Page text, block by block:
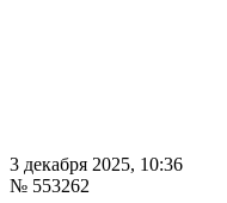
3 декабря 2025, 10:36
№ 553262